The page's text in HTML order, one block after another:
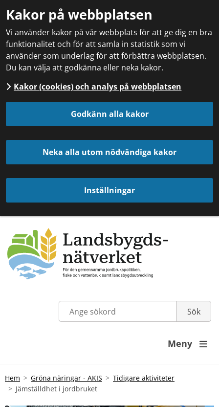
Kakor på webbplatsen
Vi använder kakor på vår webbplats för att ge dig en bra
funktionalitet och för att samla in statistik som vi
använder som underlag för att förbättra webbplatsen.
Du kan välja att godkänna eller neka kakor.
Kakor (cookies) och analys på webbplatsen
Godkänn alla kakor
Neka alla utom nödvändiga kakor
Inställningar
Meny 
Hem Gröna näringar - AKIS
Tidigare aktiviteter
Jämställdhet i jordbruket